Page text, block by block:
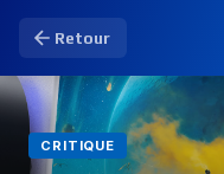
Retour
CRITIQUE